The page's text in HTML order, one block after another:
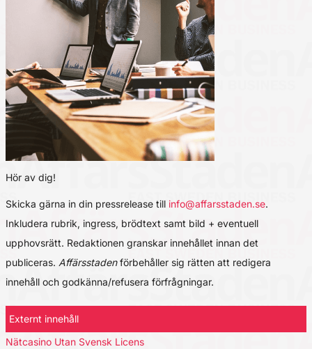
Hör av dig!
Skicka gärna in din pressrelease till info@affarsstaden.se.
Inkludera rubrik, ingress, brödtext samt bild + eventuell
upphovsrätt. Redaktionen granskar innehållet innan det
publiceras. Affärsstadenförbehåller sig rätten att redigera
innehåll och godkänna/refusera förfrågningar.
Externt innehåll
Nätcasino Utan Svensk Licens